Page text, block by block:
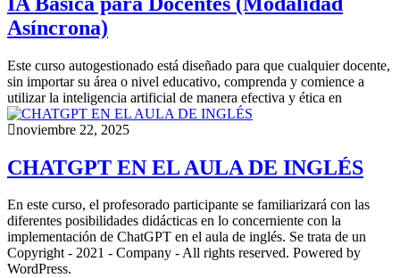
Asíncrona)
Este curso autogestionado está diseñado para que cualquier docente,
sin importar su área o nivel educativo, comprenda y comience a
utilizar la inteligencia artificial de manera efectiva y ética en
noviembre 22, 2025
CHATGPT EN EL AULA DE INGLÉS
En este curso, el profesorado participante se familiarizará con las
diferentes posibilidades didácticas en lo concerniente con la
implementación de ChatGPT en el aula de inglés. Se trata de un
Copyright - 2021 - Company - All rights reserved. Powered by
WordPress.